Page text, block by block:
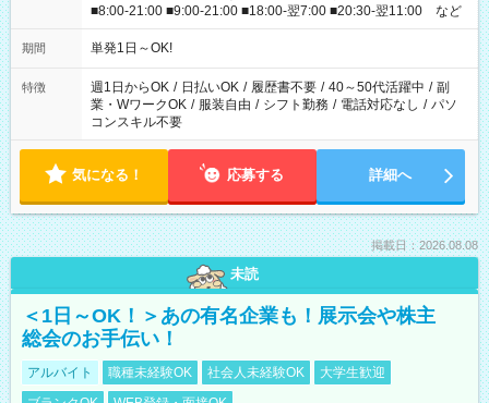
■8:00-21:00 ■9:00-21:00 ■18:00-翌7:00 ■20:30-翌11:00 など
期間 単発1日～OK!
特徴 週1日からOK / 日払いOK / 履歴書不要 / 40～50代活躍中 / 副
業・WワークOK / 服装自由 / シフト勤務 / 電話対応なし / パソ
コンスキル不要
気になる！ 応募する 詳細へ
掲載日：2026.08.08
未読
＜1日～OK！＞あの有名企業も！展示会や株主
総会のお手伝い！
アルバイト 職種未経験OK 社会人未経験OK
大学生歓迎